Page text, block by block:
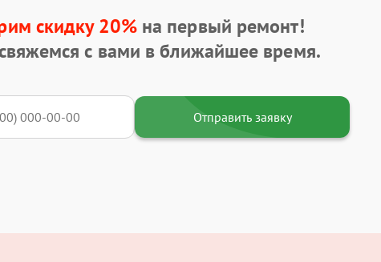
скидку 20%на первый ремонт!
с вами в ближайшее время.
Отправить заявку